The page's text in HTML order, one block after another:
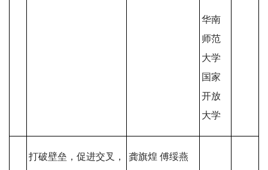
华南
师范
大学
国家
开放
大学
打破壁垒，促进交叉，
龚旗煌 傅绥燕